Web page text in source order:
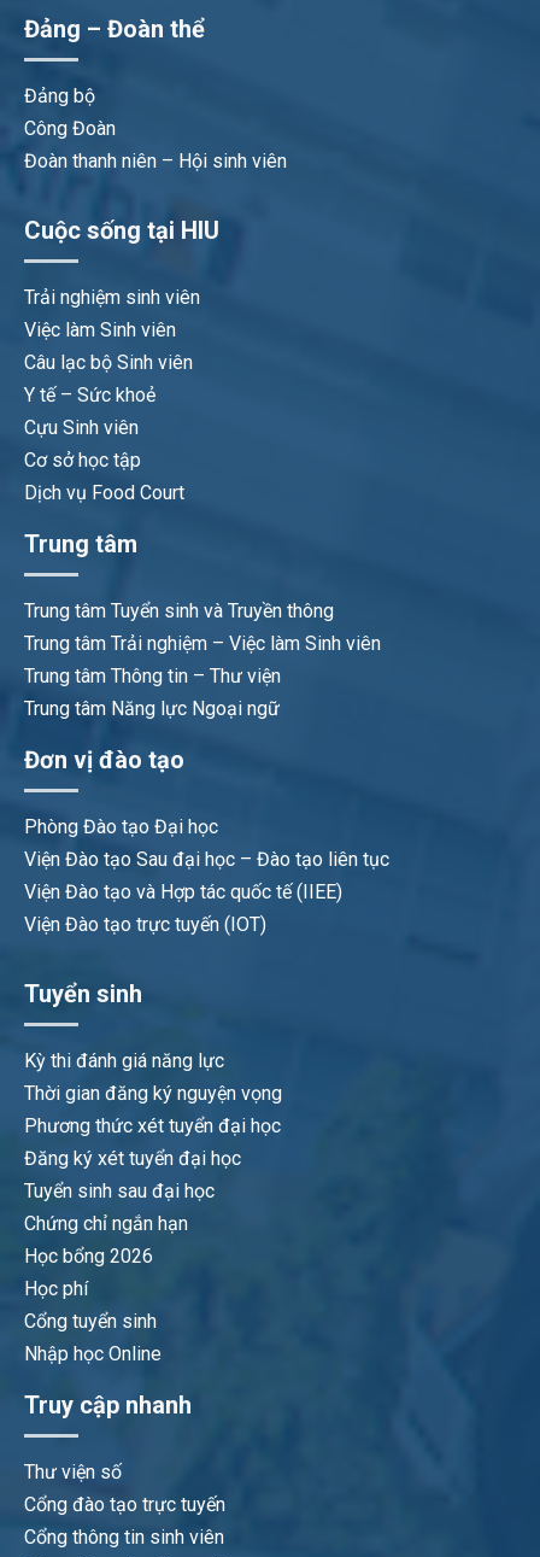
Đảng – Đoàn thể
Đảng bộ
Công Đoàn
Đoàn thanh niên – Hội sinh viên
Cuộc sống tại HIU
Trải nghiệm sinh viên
Việc làm Sinh viên
Câu lạc bộ Sinh viên
Y tế – Sức khoẻ
Cựu Sinh viên
Cơ sở học tập
Dịch vụ Food Court
Trung tâm
Trung tâm Tuyển sinh và Truyền thông
Trung tâm Trải nghiệm – Việc làm Sinh viên
Trung tâm Thông tin – Thư viện
Trung tâm Năng lực Ngoại ngữ
Đơn vị đào tạo
Phòng Đào tạo Đại học
Viện Đào tạo Sau đại học – Đào tạo liên tục
Viện Đào tạo và Hợp tác quốc tế (IIEE)
Viện Đào tạo trực tuyến (IOT)
Tuyển sinh
Kỳ thi đánh giá năng lực
Thời gian đăng ký nguyện vọng
Phương thức xét tuyển đại học
Đăng ký xét tuyển đại học
Tuyển sinh sau đại học
Chứng chỉ ngắn hạn
Học bổng 2026
Học phí
Cổng tuyển sinh
Nhập học Online
Truy cập nhanh
Thư viện số
Cổng đào tạo trực tuyến
Cổng thông tin sinh viên